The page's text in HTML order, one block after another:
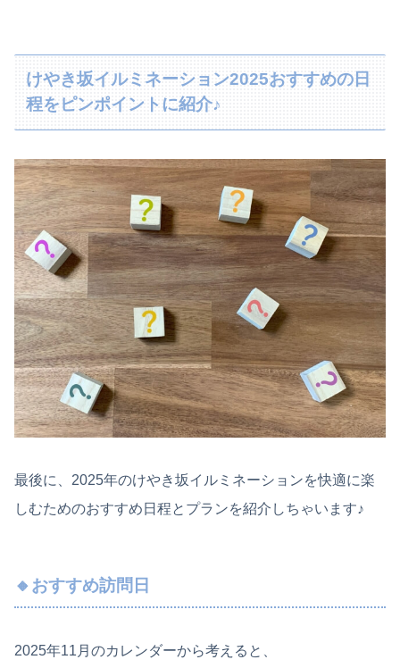
けやき坂イルミネーション2025おすすめの日
程をピンポイントに紹介♪
最後に、2025年のけやき坂イルミネーションを快適に楽
しむためのおすすめ日程とプランを紹介しちゃいます♪
🔸おすすめ訪問日
2025年11月のカレンダーから考えると、